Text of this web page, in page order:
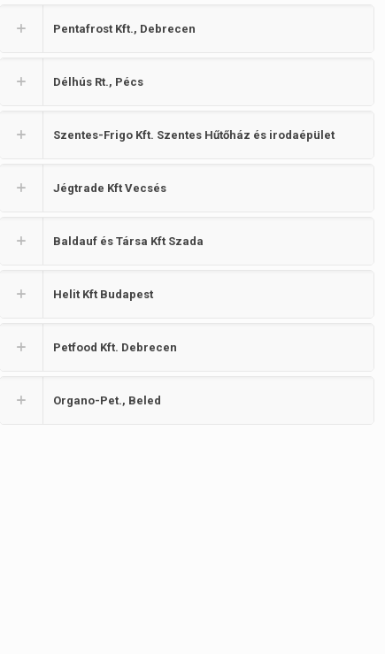
Pentafrost Kft., Debrecen
Délhús Rt., Pécs
Szentes-Frigo Kft. Szentes Hűtőház és irodaépület
Jégtrade Kft Vecsés
Baldauf és Társa Kft Szada
Helit Kft Budapest
Petfood Kft. Debrecen
Organo-Pet., Beled